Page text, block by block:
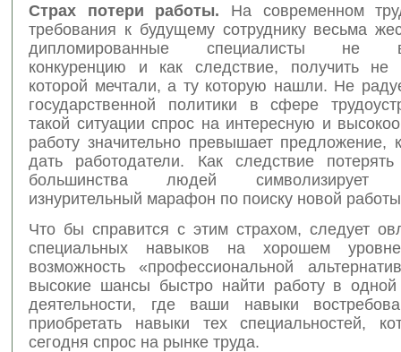
Страх потери работы. На современном
требования к будущему сотруднику весьма
дипломированные специалисты не
конкуренцию и как следствие, получить не
которой мечтали, а ту которую нашли. Не
государственной политики в сфере
такой ситуации спрос на интересную и
работу значительно превышает предложение,
дать работодатели. Как следствие
большинства людей символизирует
изнурительный марафон по поиску новой
Что бы справится с этим страхом, следует
специальных навыков на хорошем
возможность «профессиональной
высокие шансы быстро найти работу в
деятельности, где ваши навыки
приобретать навыки тех специальностей,
сегодня спрос на рынке труда.